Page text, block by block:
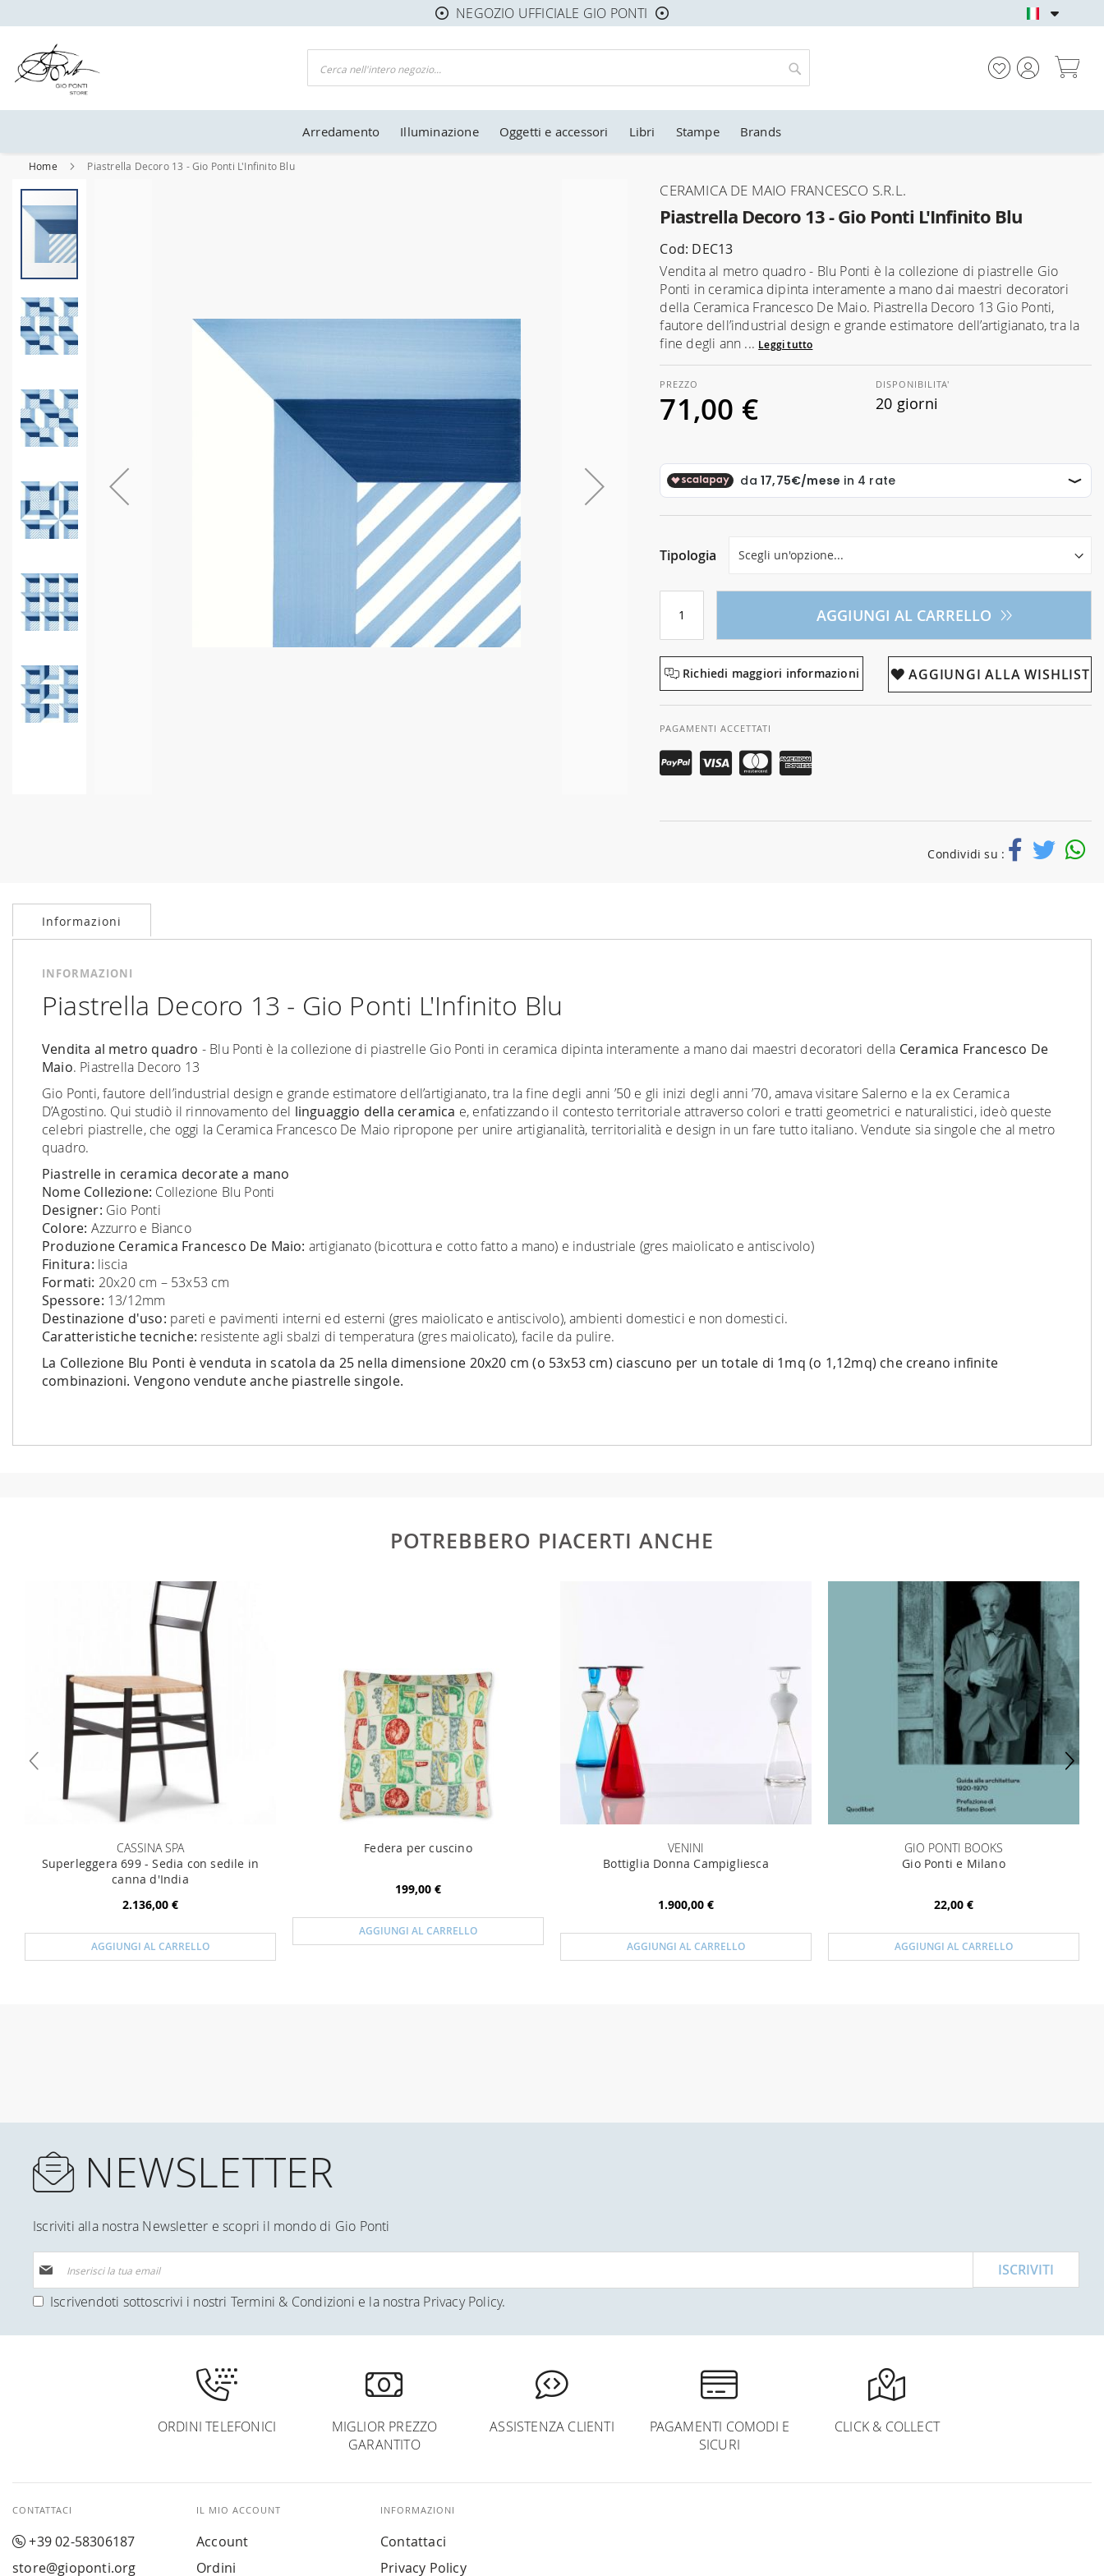
NEGOZIO UFFICIALE GIO PONTI NEGOZIO UFFICIALE
Cerca
Arredamento Illuminazione Oggetti e accessori Libri Stampe Brands
Home Piastrella Decoro 13 - Gio Ponti L'Infinito Blu
Piastrella Decoro 13 - Gio Ponti L'Infinito Blu
CERAMICA DE MAIO FRANCESCO S.R.L.
Cod: DEC13
Vendita al metro quadro - Blu Ponti è la collezione di piastrelle Gio
Ponti in ceramica dipinta interamente a mano dai maestri decoratori
della Ceramica Francesco De Maio. Piastrella Decoro 13 Gio Ponti,
fautore dell’industrial design e grande estimatore dell’artigianato, tra la
fine degli ann ... Leggi tutto
71,00 €
DISPONIBILITA'
20 giorni
Tipologia
AGGIUNGI AL CARRELLO
Richiedi maggiori informazioni AGGIUNGI ALLA WISHLIST
PAGAMENTI ACCETTATI
Condividi su :
Vai
alla
fine
galleria
di
immagini
Informazioni
INFORMAZIONI
Piastrella Decoro 13 - Gio Ponti L'Infinito Blu
Vendita al metro quadro - Blu Ponti è la collezione di piastrelle Gio Ponti in ceramica dipinta interamente a mano dai maestri decoratori della Ceramica Francesco De
Maio. Piastrella Decoro 13
Gio Ponti, fautore dell’industrial design e grande estimatore dell’artigianato, tra la fine degli anni ’50 e gli inizi degli anni ’70, amava visitare Salerno e la ex Ceramica
D’Agostino. Qui studiò il rinnovamento del linguaggio della ceramica e, enfatizzando il contesto territoriale attraverso colori e tratti geometrici e naturalistici, ideò queste
celebri piastrelle, che oggi la Ceramica Francesco De Maio ripropone per unire artigianalità, territorialità e design in un fare tutto italiano. Vendute sia singole che al metro
quadro.
Piastrelle in ceramica decorate a mano
Nome Collezione: Collezione Blu Ponti
Designer: Gio Ponti
Colore: Azzurro e Bianco
Produzione Ceramica Francesco De Maio: artigianato (bicottura e cotto fatto a mano) e industriale (gres maiolicato e antiscivolo)
Finitura: liscia
Formati: 20x20 cm – 53x53 cm
Spessore: 13/12mm
Destinazione d'uso: pareti e pavimenti interni ed esterni (gres maiolicato e antiscivolo), ambienti domestici e non domestici.
Caratteristiche tecniche: resistente agli sbalzi di temperatura (gres maiolicato), facile da pulire.
La Collezione Blu Ponti è venduta in scatola da 25 nella dimensione 20x20 cm (o 53x53 cm) ciascuno per un totale di 1mq (o 1,12mq) che creano infinite
combinazioni. Vengono vendute anche piastrelle singole.
POTREBBERO PIACERTI ANCHE
CASSINA SPA
Superleggera 699 - Sedia con sedile in
canna d'India
2.136,00 €
AGGIUNGI AL CARRELLO
Federa per cuscino
199,00 €
AGGIUNGI AL CARRELLO
VENINI
Bottiglia Donna Campigliesca
1.900,00 €
AGGIUNGI AL CARRELLO
GIO PONTI BOOKS
Gio Ponti e Milano
22,00 €
AGGIUNGI AL CARRELLO
NEWSLETTER
Iscriviti alla nostra Newsletter e scopri il mondo di Gio Ponti
alla
nostra
Iscrivendoti sottoscrivi i nostri Termini & Condizioni e la nostra Privacy Policy.
ISCRIVITI
ORDINI TELEFONICI
MIGLIOR PREZZO
GARANTITO
ASSISTENZA CLIENTI
PAGAMENTI COMODI E
SICURI
CLICK & COLLECT
CONTATTACI
+39 02-58306187
store@gioponti.org
IL MIO ACCOUNT
Account
Ordini
INFORMAZIONI
Contattaci
Privacy Policy